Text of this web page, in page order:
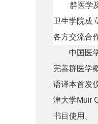
群医学及
卫生学院成
各方交流合
中国医学
完善群医学
语译本首发
津大学Muir
书目使用。